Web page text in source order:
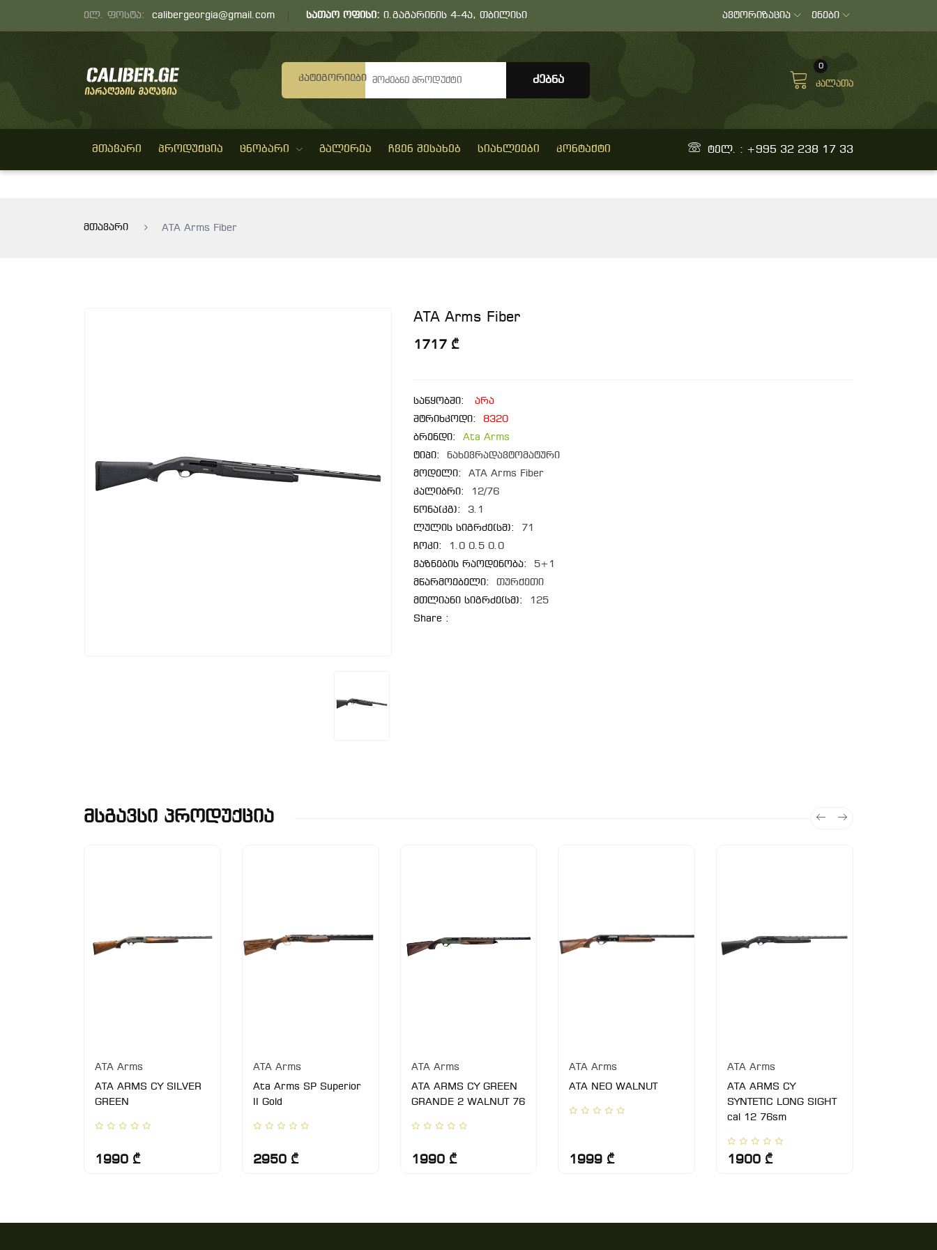
ელ. ფოსტა: calibergeorgia@gmail.com სათაო ოფისი: ი.გაგარინის 4-4ა, თბილისი ავტორიზაცია ენები
Კატეგორიები
0
კალათა
ᲛᲗᲐᲕᲐᲠᲘ ᲞᲠᲝᲓᲣᲥᲪᲘᲐ ᲪᲜᲝᲑᲐᲠᲘ ᲒᲐᲚᲔᲠᲔᲐ ᲩᲕᲔᲜ ᲨᲔᲡᲐᲮᲔᲑ ᲡᲘᲐᲮᲚᲔᲔᲑᲘ ᲙᲝᲜᲢᲐᲥᲢᲘ ტელ. : +995 32 238 17 33
მთავარი ATA Arms Fiber
ATA Arms Fiber
1717 ₾
საწყობში:
არა
შტრიხკოდი:
8320
ბრენდი:
Ata Arms
ტიპი:
ნახევრადავტომატური
მოდელი:
ATA Arms Fiber
კალიბრი:
12/76
წონა(კგ):
3.1
ლულის სიგრძე(სმ):
71
ჩოკი:
1.0 0.5 0.0
ვაზნების რაოდენობა:
5+1
მწარმოებელი:
თურქეთი
მთლიანი სიგრძე(სმ):
125
Share :
Მსგავსი Პროდუქცია
ATA Arms
ATA ARMS CY SILVER
GREEN
1990 ₾
ATA Arms
Ata Arms SP Superior
II Gold
2950 ₾
ATA Arms
ATA ARMS CY GREEN
GRANDE 2 WALNUT 76
1990 ₾
ATA Arms
ATA NEO WALNUT
1999 ₾
ATA Arms
ATA ARMS CY
SYNTETIC LONG SIGHT
cal 12 76sm
1900 ₾